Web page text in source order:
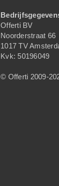
Offerti BV
Noorderstraat 66
1017 TV
Kvk: 50196049
© Offerti 2009-